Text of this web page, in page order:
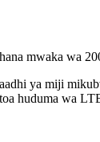
mwaka wa
ya miji
huduma wa